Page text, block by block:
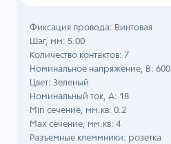
Фиксация провода: Винтовая
Шаг, мм: 5.00
Количество контактов: 7
Номинальное напряжение, B: 600
Цвет: Зеленый
Номинальный ток, А: 18
Min сечение, мм.кв: 0.2
Max сечение, мм.кв: 4
Разъемные клеммники: розетка